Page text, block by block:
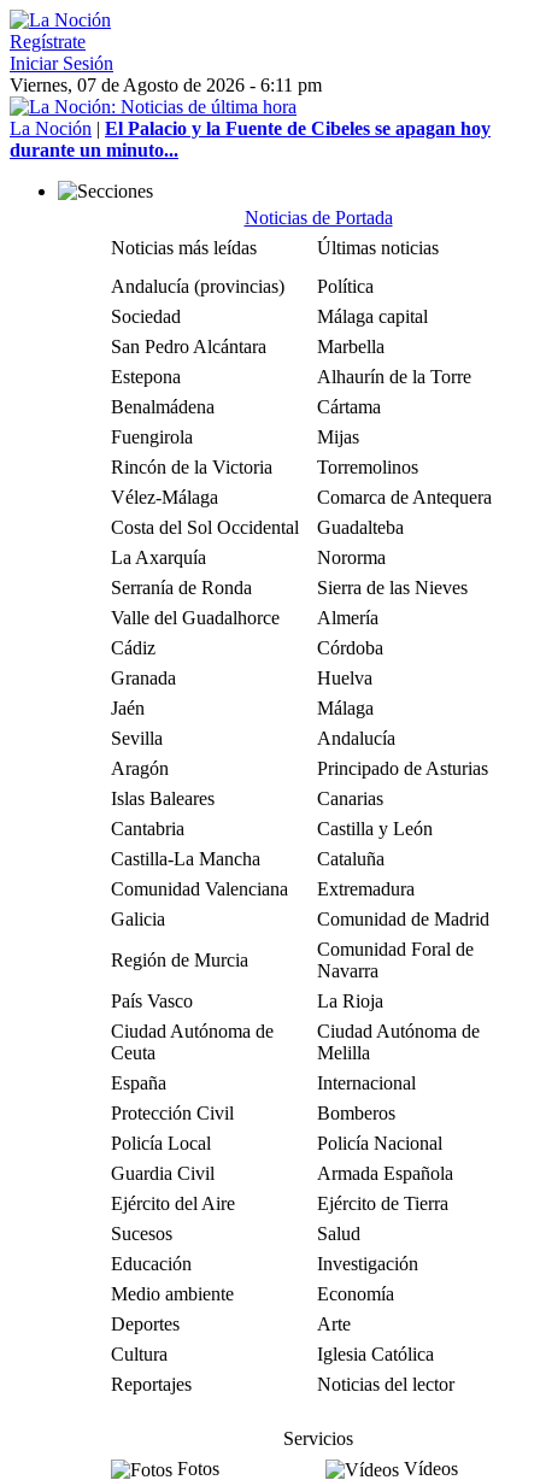
Regístrate
Iniciar Sesión
Viernes, 07 de Agosto de 2026 - 6:11 pm
La Noción | El Palacio y la Fuente de Cibeles se apagan hoy
durante un minuto...
Noticias de Portada
Noticias más leídas
Últimas noticias
Andalucía (provincias)
Política
Sociedad
Málaga capital
San Pedro Alcántara
Marbella
Estepona
Alhaurín de la Torre
Benalmádena
Cártama
Fuengirola
Mijas
Rincón de la Victoria
Torremolinos
Vélez-Málaga
Comarca de Antequera
Costa del Sol Occidental
Guadalteba
La Axarquía
Nororma
Serranía de Ronda
Sierra de las Nieves
Valle del Guadalhorce
Almería
Cádiz
Córdoba
Granada
Huelva
Jaén
Málaga
Sevilla
Andalucía
Aragón
Principado de Asturias
Islas Baleares
Canarias
Cantabria
Castilla y León
Castilla-La Mancha
Cataluña
Comunidad Valenciana
Extremadura
Galicia
Comunidad de Madrid
Región de Murcia
Comunidad Foral de
Navarra
País Vasco
La Rioja
Ciudad Autónoma de
Ceuta
Ciudad Autónoma de
Melilla
España
Internacional
Protección Civil
Bomberos
Policía Local
Policía Nacional
Guardia Civil
Armada Española
Ejército del Aire
Ejército de Tierra
Sucesos
Salud
Educación
Investigación
Medio ambiente
Economía
Deportes
Arte
Cultura
Iglesia Católica
Reportajes
Noticias del lector
Servicios
Fotos
Vídeos